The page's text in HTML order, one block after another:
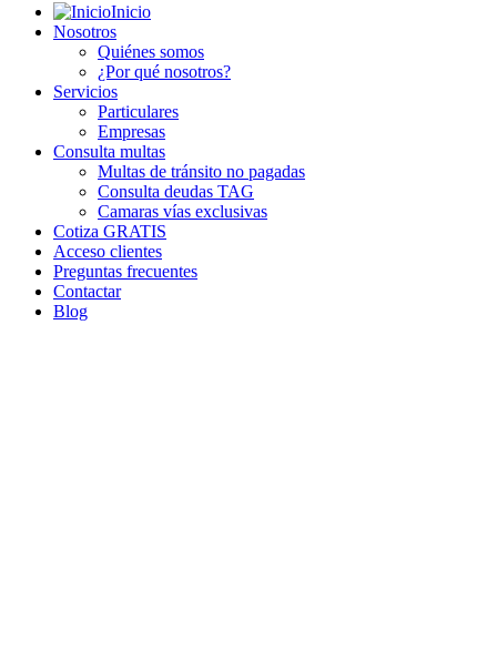
Inicio
Nosotros
Quiénes somos
¿Por qué nosotros?
Servicios
Particulares
Empresas
Consulta multas
Multas de tránsito no pagadas
Consulta deudas TAG
Camaras vías exclusivas
Cotiza GRATIS
Acceso clientes
Preguntas frecuentes
Contactar
Blog